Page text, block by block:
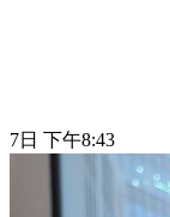
7日 下午8:43